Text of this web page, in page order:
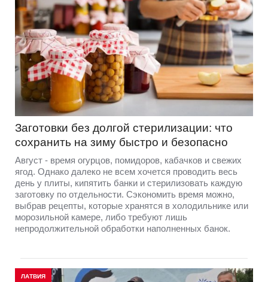
Заготовки без долгой стерилизации: что
сохранить на зиму быстро и безопасно
Август - время огурцов, помидоров, кабачков и свежих
ягод. Однако далеко не всем хочется проводить весь
день у плиты, кипятить банки и стерилизовать каждую
заготовку по отдельности. Сэкономить время можно,
выбрав рецепты, которые хранятся в холодильнике или
морозильной камере, либо требуют лишь
непродолжительной обработки наполненных банок.
ЛАТВИЯ